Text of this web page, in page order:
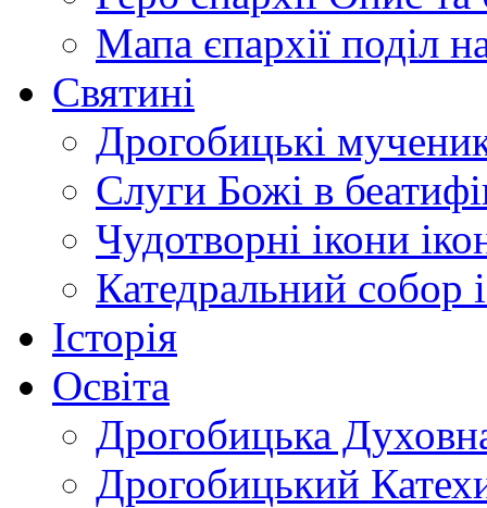
Мапа єпархії поділ
Святині
Дрогобицькі
Слуги Божі в
Чудотворні ікони
Катедральний собор
Історія
Освіта
Дрогобицька
Дрогобицький